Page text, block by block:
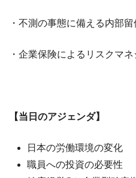
・不測の事態に備える内部留
・企業保険によるリスクマネ
【当日のアジェンダ】
日本の労働環境の変化
職員への投資の必要性